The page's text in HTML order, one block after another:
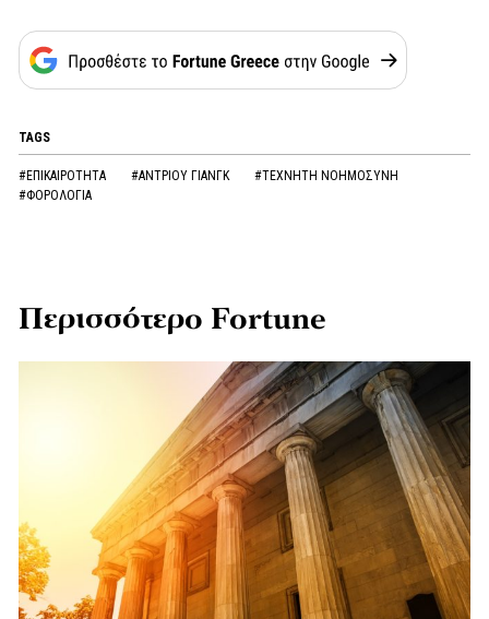
TAGS
#ΕΠΙΚΑΙΡΟΤΗΤΑ #ΑΝΤΡΙΟΥ ΓΙΑΝΓΚ
#ΤΕΧΝΗΤΗ ΝΟΗΜΟΣΥΝΗ
#ΦΟΡΟΛΟΓΙΑ
Περισσότερο Fortune